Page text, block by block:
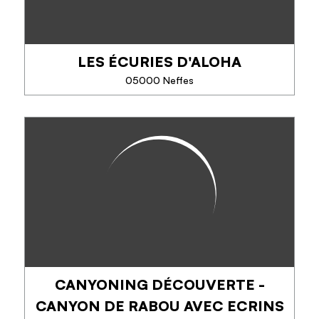
TÉLÉPHONE
EN SAVOIR PLUS
LES ÉCURIES D'ALOHA
05000 Neffes
LES ÉCURIES D'ALOHA
Venez rencontrer nos chevaux et mules.
Cours, randonnées sur plusieurs jours dans nos
paysages magnifiques des hautes Alpes...
Elevage de chevaux de loisirs et de sport
TÉLÉPHONE
CANYONING DÉCOUVERTE -
CANYON DE RABOU AVEC ECRINS